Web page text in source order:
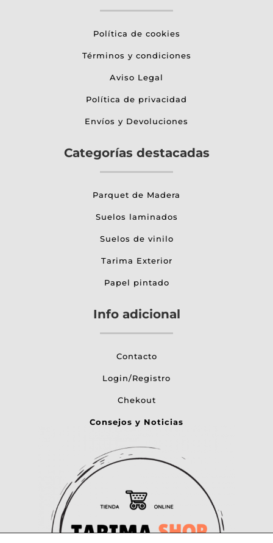
Política de cookies
Términos y condiciones
Aviso Legal
Política de privacidad
Envíos y Devoluciones
Categorías destacadas
Parquet de Madera
Suelos laminados
Suelos de vinilo
Tarima Exterior
Papel pintado
Info adicional
Contacto
Login/Registro
Chekout
Consejos y Noticias